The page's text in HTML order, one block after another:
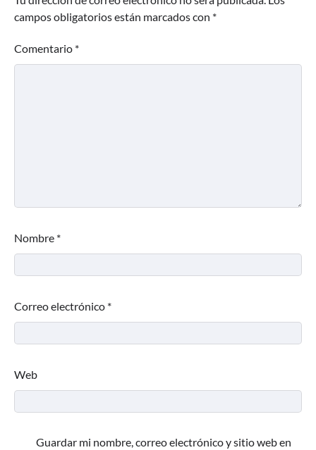
campos obligatorios están marcados con *
Comentario *
Nombre *
Correo electrónico *
Web
Guardar mi nombre, correo electrónico y sitio web en